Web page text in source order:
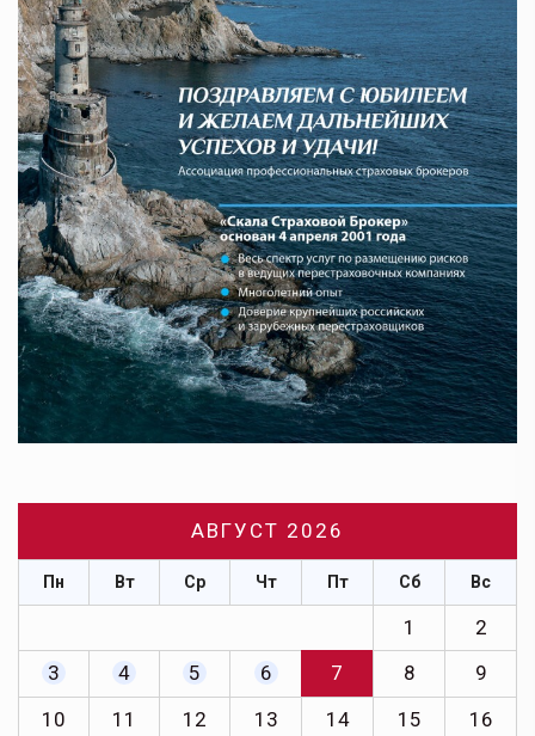
АВГУСТ 2026
Пн Вт Ср Чт Пт Сб Вс
1
2
3
4 5 6 7 8
9
10
11 12 13 14 15
16